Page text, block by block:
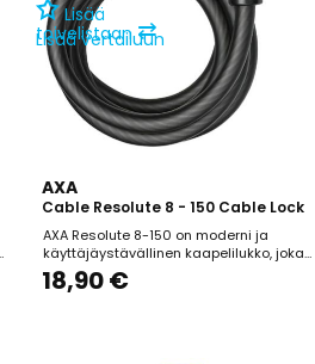
Lisää
toivelistaan ⇄
Lisää vertailuun
AXA
Cable Resolute 8 - 150 Cable Lock
AXA Resolute 8-150 on moderni ja
käyttäjäystävällinen kaapelilukko, joka
soveltuu erityisesti lyhytaikaiseen pyörän
pysäköintiin alueilla, joilla varkauden riski
18,90 €